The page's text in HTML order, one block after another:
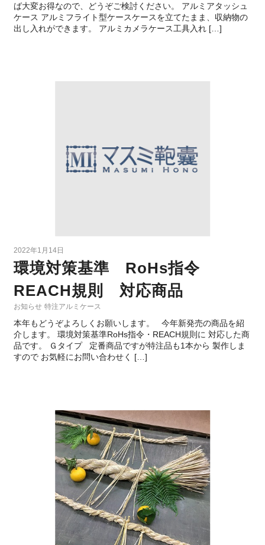
ば大変お得なので、どうぞご検討ください。 アルミアタッシュ
ケース アルミフライト型ケースケースを立てたまま、収納物の
出し入れができます。 アルミカメラケース工具入れ […]
2022年1月14日
環境対策基準 RoHs指令
REACH規則 対応商品
お知らせ 特注アルミケース
本年もどうぞよろしくお願いします。 今年新発売の商品を紹
介します。 環境対策基準RoHs指令・REACH規則に 対応した商
品です。 Ｇタイプ 定番商品ですが特注品も1本から 製作しま
すので お気軽にお問い合わせく […]